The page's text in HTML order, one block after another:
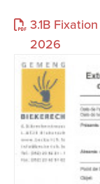
3.1B
2026